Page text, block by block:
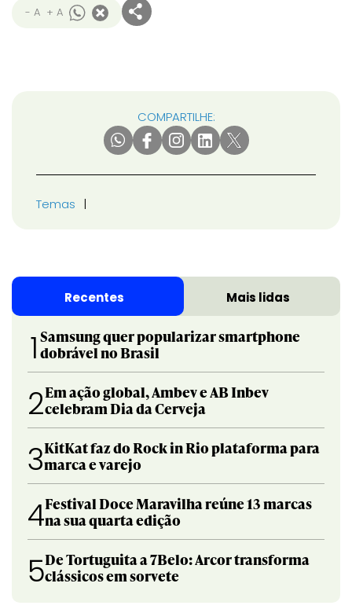
- A + A
COMPARTILHE:
Temas
Recentes Mais lidas
1 Samsung quer popularizar smartphone
dobrável no Brasil
2Em ação global, Ambev e AB Inbev
celebram Dia da Cerveja
3KitKat faz do Rock in Rio plataforma para
marca e varejo
4Festival Doce Maravilha reúne 13 marcas
na sua quarta edição
5De Tortuguita a 7Belo: Arcor transforma
clássicos em sorvete